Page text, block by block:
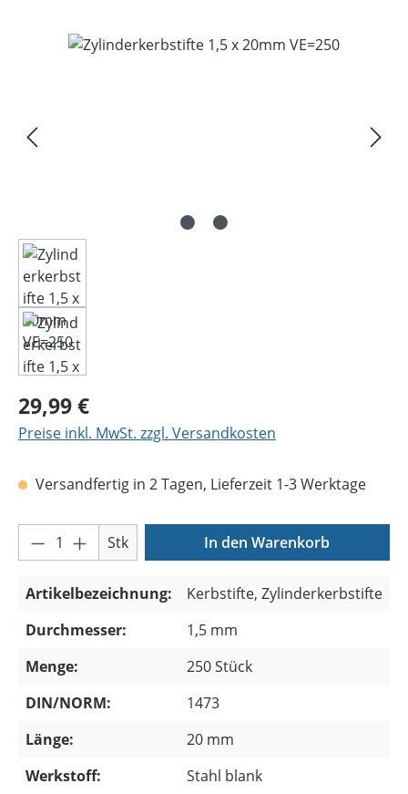
Bildergalerie überspringen
Regulärer Preis:
29,99 €
Preise inkl. MwSt. zzgl. Versandkosten
Versandfertig in 2 Tagen, Lieferzeit 1-3 Werktage
Produkt Anzahl: Gib den gewünschten
Stk In den Warenkorb
Artikelbezeichnung:
Kerbstifte, Zylinderkerbstifte
Durchmesser:
1,5 mm
Menge:
250 Stück
DIN/NORM:
1473
Länge:
20 mm
Werkstoff:
Stahl blank